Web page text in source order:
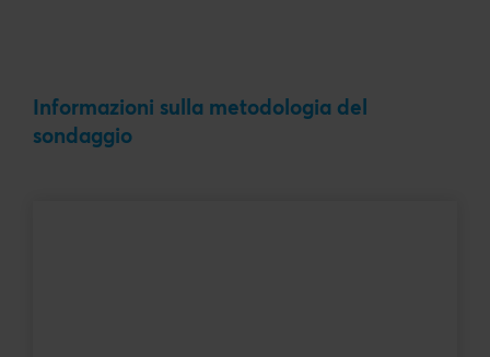
Informazioni sulla metodologia del
sondaggio